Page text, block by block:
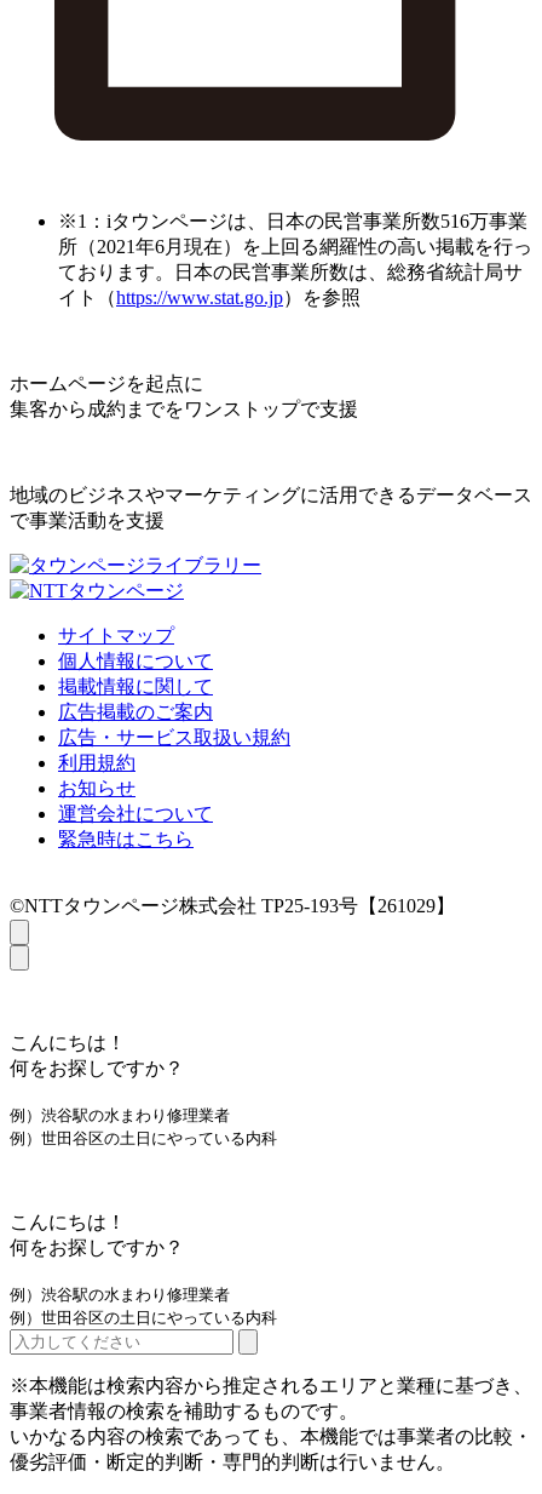
※1：iタウンページは、日本の民営事業所数516万事業
所（2021年6月現在）を上回る網羅性の高い掲載を行っ
ております。日本の民営事業所数は、総務省統計局サ
イト（https://www.stat.go.jp）を参照
ホームページを起点に
集客から成約までをワンストップで支援
地域のビジネスやマーケティングに活用できるデータベース
で事業活動を支援
サイトマップ
個人情報について
掲載情報に関して
広告掲載のご案内
広告・サービス取扱い規約
利用規約
お知らせ
運営会社について
緊急時はこちら
©NTTタウンページ株式会社 TP25-193号【261029】
こんにちは！
何をお探しですか？
例）渋谷駅の水まわり修理業者
例）世田谷区の土日にやっている内科
こんにちは！
何をお探しですか？
例）渋谷駅の水まわり修理業者
例）世田谷区の土日にやっている内科
※本機能は検索内容から推定されるエリアと業種に基づき、
事業者情報の検索を補助するものです。
いかなる内容の検索であっても、本機能では事業者の比較・
優劣評価・断定的判断・専門的判断は行いません。